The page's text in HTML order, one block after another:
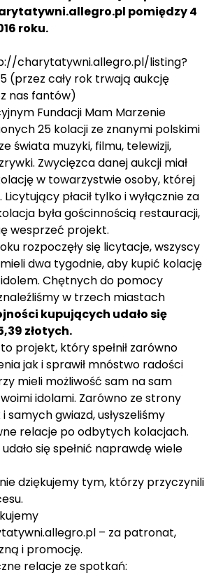
pomiędzy 4
roku.
charytatywni.allegro.pl/listing?
(przez cały rok trwają aukcję
nas fantów)
Fundacji Mam Marzenie
25 kolacji ze znanymi polskimi
świata muzyki, filmu, telewizji,
Zwycięzca danej aukcji miał
w towarzystwie osoby, której
płacił tylko i wyłącznie za
była gościnnością restauracji,
wesprzeć projekt.
rozpoczęły się licytacje, wszyscy
dwa tygodnie, aby kupić kolację
Chętnych do pomocy
w trzech miastach
kupujących udało się
złotych.
projekt, który spełnił zarówno
jak i sprawił mnóstwo radości
mieli możliwość sam na sam
idolami. Zarówno ze strony
samych gwiazd, usłyszeliśmy
relacje po odbytych kolacjach.
się spełnić naprawdę wiele
dziękujemy tym, którzy przyczynili
– za patronat,
i promocję.
relacje ze spotkań: